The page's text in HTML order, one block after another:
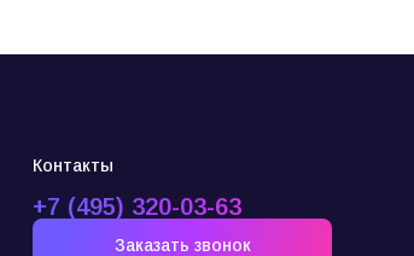
Контакты
+7 (495) 320-03-63
Заказать звонок